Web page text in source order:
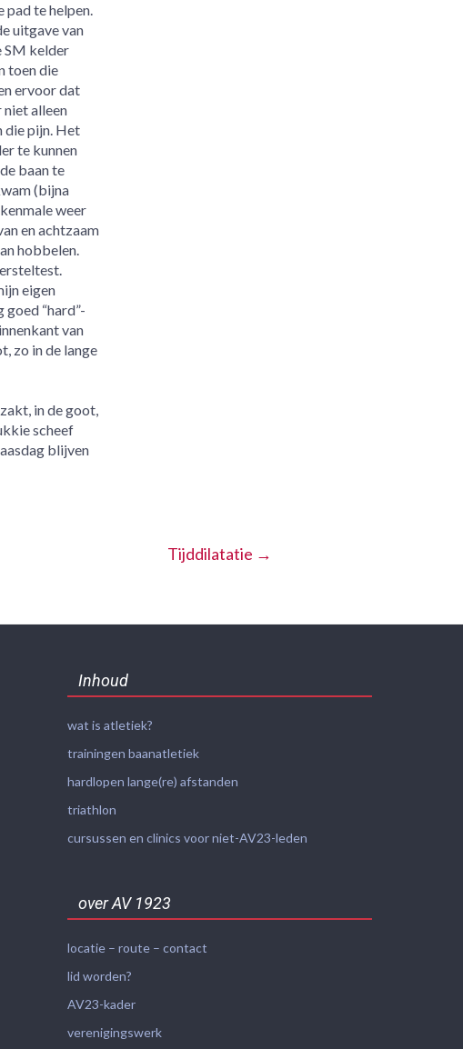
pad te helpen.
uitgave van
SM kelder
toen die
ervoor dat
niet alleen
die pijn. Het
te kunnen
baan te
(bijna
weer
en achtzaam
hobbelen.
eigen
“hard”-
van
zo in de lange
in de goot,
scheef
blijven
Tijddilatatie →
Inhoud
wat is atletiek?
trainingen baanatletiek
hardlopen lange(re) afstanden
triathlon
cursussen en clinics voor niet-AV23-leden
over AV 1923
locatie – route – contact
lid worden?
AV23-kader
verenigingswerk